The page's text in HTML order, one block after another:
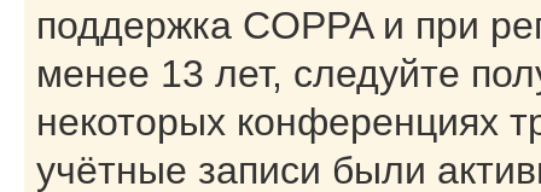
поддержка COPPA и при
менее 13 лет, следуйте
некоторых конференциях
учётные записи были